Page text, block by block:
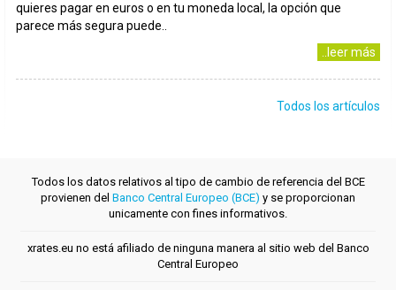
quieres pagar en euros o en tu moneda local, la opción que
parece más segura puede..
..leer más
Todos los artículos
Todos los datos relativos al tipo de cambio de referencia del BCE
provienen del Banco Central Europeo (BCE) y se proporcionan
unicamente con fines informativos.
xrates.eu no está afiliado de ninguna manera al sitio web del Banco
Central Europeo